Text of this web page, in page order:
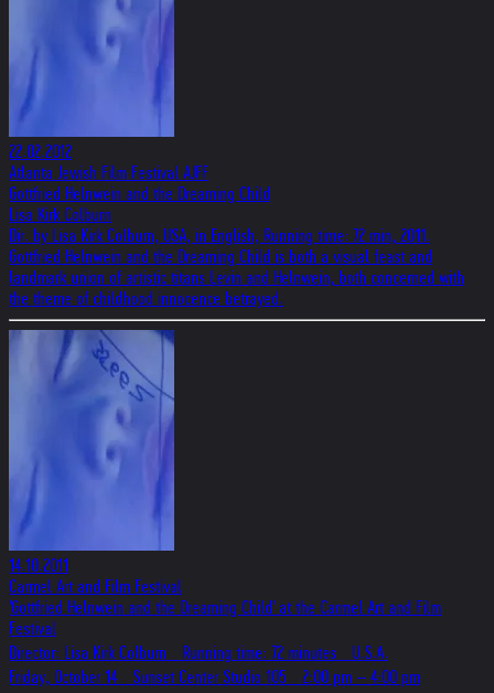
22.02.2012
Atlanta Jewish Film Festival AJFF
Gottfried Helnwein and the Dreaming Child
Lisa Kirk Colburn
Dir. by Lisa Kirk Colburn, USA, in English, Running time: 72 min, 2011.
Gottfried Helnwein and the Dreaming Child is both a visual feast and
landmark union of artistic titans Levin and Helnwein, both concerned with
the theme of childhood innocence betrayed.
14.10.2011
Carmel Art and Film Festival
'Gottfried Helnwein and the Dreaming Child' at the Carmel Art and Film
Festival
Director: Lisa Kirk Colburn Running time: 72 minutes U.S.A.
Friday, October 14 Sunset Center Studio 105 2:00 pm – 4:00 pm